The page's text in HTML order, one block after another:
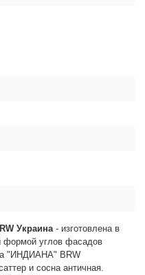
Украина- изготовлена в
формой углов фасадов
"ИНДИАНА" BRW
и сосна античная.